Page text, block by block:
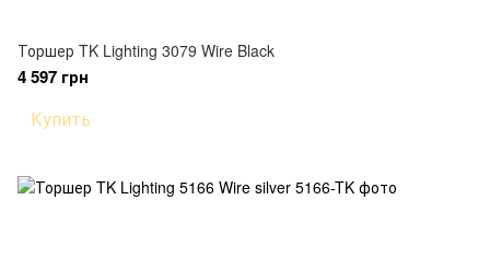
Торшер TK Lighting 3079 Wire Black
4 597 грн
Купить